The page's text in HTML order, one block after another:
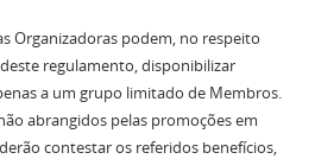
Organizadoras podem, no respeito
regulamento, disponibilizar
a um grupo limitado de Membros.
abrangidos pelas promoções em
contestar os referidos benefícios,